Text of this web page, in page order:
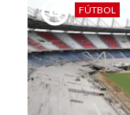
FÚTBOL